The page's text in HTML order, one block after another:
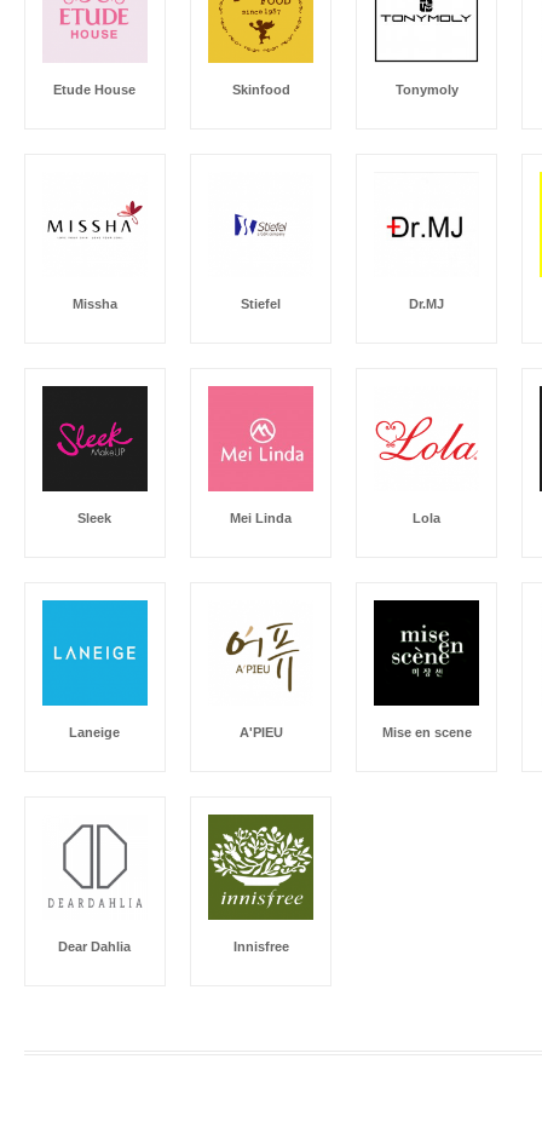
Etude House Skinfood Tonymoly
Missha Stiefel Dr.MJ
Sleek Mei Linda Lola
Laneige A'PIEU Mise en scene
Dear Dahlia Innisfree